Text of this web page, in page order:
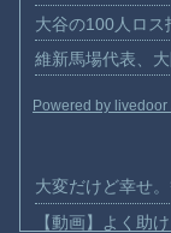
大谷の100人ロス
維新馬場代表、
Powered by livedoor
大変だけど幸せ
【動画】よく助